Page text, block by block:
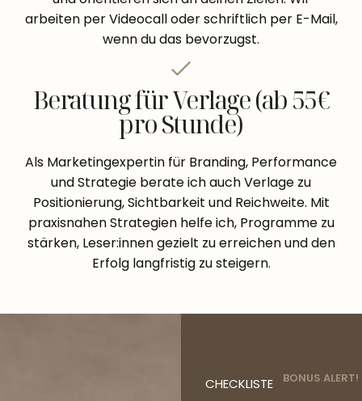
arbeiten per Videocall oder schriftlich per E-Mail,
wenn du das bevorzugst.
Beratung für Verlage (ab 55€
pro Stunde)
Als Marketingexpertin für Branding, Performance
und Strategie berate ich auch Verlage zu
Positionierung, Sichtbarkeit und Reichweite. Mit
praxisnahen Strategien helfe ich, Programme zu
stärken, Leser:innen gezielt zu erreichen und den
Erfolg langfristig zu steigern.
BONUS ALERT!
CHECKLISTE